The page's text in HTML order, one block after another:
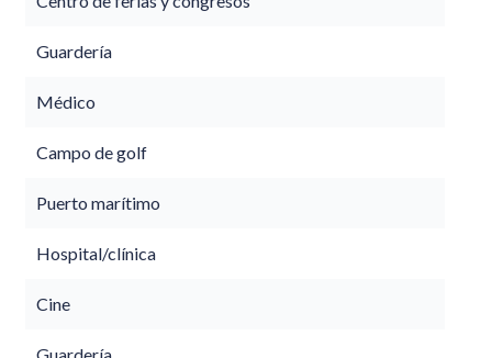
Guardería
Médico
Campo de golf
Puerto marítimo
Hospital/clínica
Cine